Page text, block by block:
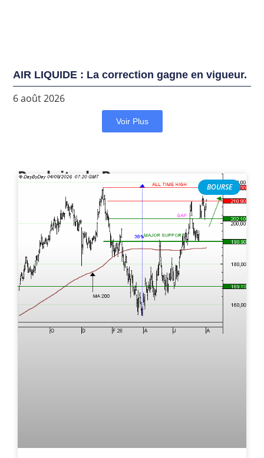
AIR LIQUIDE : La correction gagne en vigueur.
6 août 2026
Voir Plus
Produits de Bourse
BOURSE